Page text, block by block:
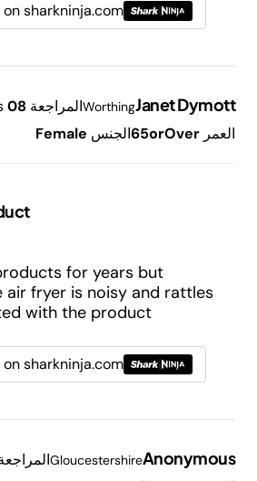
sharkninja.com
Janet Dymott
Worthingالمراجعة 8
0
العمر 65orOverالجنس Female
for years but
fryer is noisy and rattles
with the product
sharkninja.com
Anonymous
Gloucestershire